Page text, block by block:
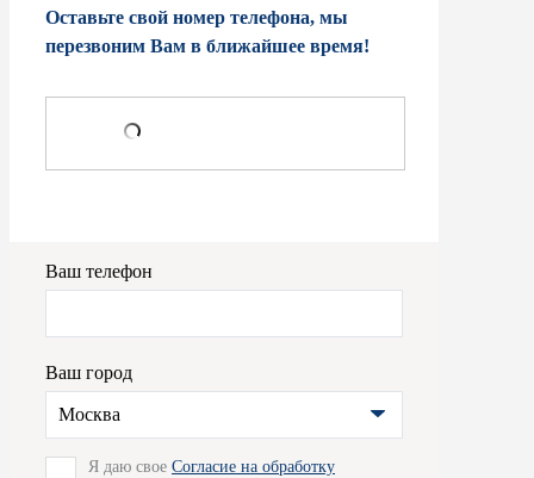
Оставьте свой номер телефона, мы
перезвоним Вам в ближайшее время!
Ваш телефон
Ваш город
Москва
Я даю свое Согласие на обработку